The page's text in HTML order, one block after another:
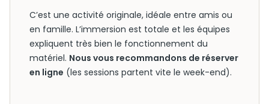
C’est une activité originale, idéale entre amis ou
en famille. L’immersion est totale et les équipes
expliquent très bien le fonctionnement du
matériel. Nous vous recommandons de réserver
en ligne (les sessions partent vite le week-end).